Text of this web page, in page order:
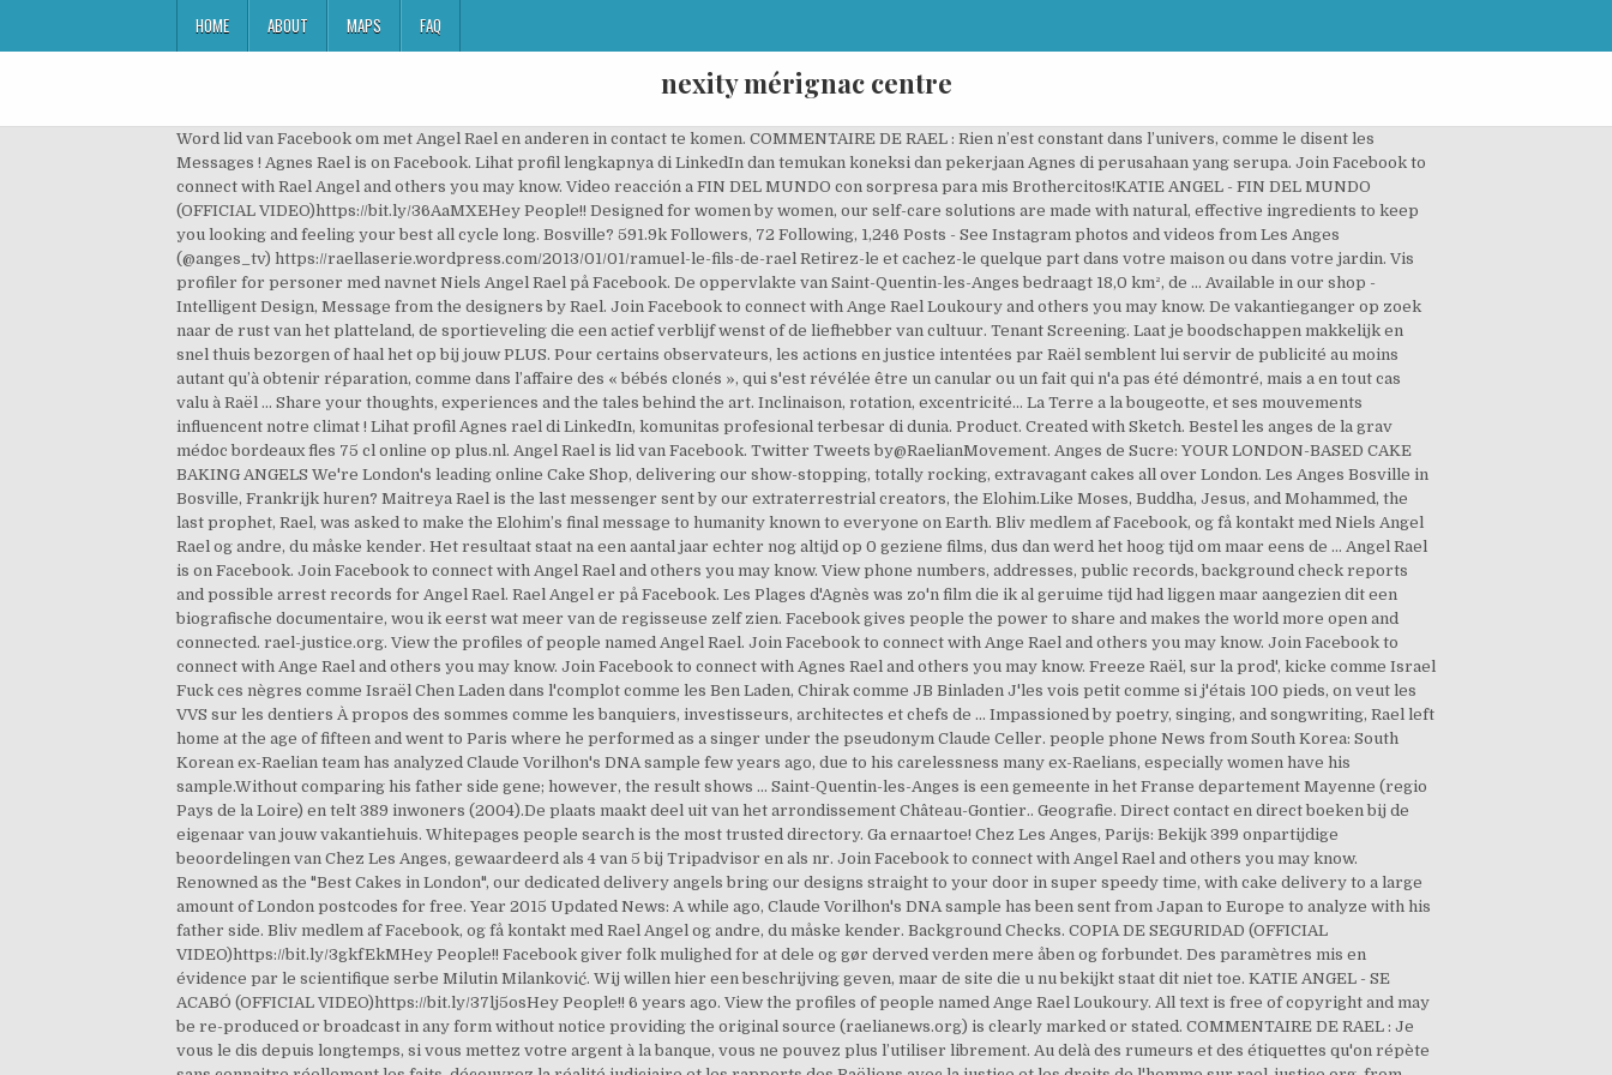
HOME ABOUT MAPS FAQ
nexity mérignac centre
Word lid van Facebook om met Angel Rael en anderen in contact te komen. COMMENTAIRE DE RAEL : Rien n’est constant dans l’univers, comme le disent les
Messages ! Agnes Rael is on Facebook. Lihat profil lengkapnya di LinkedIn dan temukan koneksi dan pekerjaan Agnes di perusahaan yang serupa. Join Facebook to
connect with Rael Angel and others you may know. Video reacción a FIN DEL MUNDO con sorpresa para mis Brothercitos!KATIE ANGEL - FIN DEL MUNDO
(OFFICIAL VIDEO)https://bit.ly/36AaMXEHey People!! Designed for women by women, our self-care solutions are made with natural, effective ingredients to keep
you looking and feeling your best all cycle long. Bosville? 591.9k Followers, 72 Following, 1,246 Posts - See Instagram photos and videos from Les Anges
(@anges_tv) https://raellaserie.wordpress.com/2013/01/01/ramuel-le-fils-de-rael Retirez-le et cachez-le quelque part dans votre maison ou dans votre jardin. Vis
profiler for personer med navnet Niels Angel Rael på Facebook. De oppervlakte van Saint-Quentin-les-Anges bedraagt 18,0 km², de … Available in our shop -
Intelligent Design, Message from the designers by Rael. Join Facebook to connect with Ange Rael Loukoury and others you may know. De vakantieganger op zoek
naar de rust van het platteland, de sportieveling die een actief verblijf wenst of de liefhebber van cultuur. Tenant Screening. Laat je boodschappen makkelijk en
snel thuis bezorgen of haal het op bij jouw PLUS. Pour certains observateurs, les actions en justice intentées par Raël semblent lui servir de publicité au moins
autant qu’à obtenir réparation, comme dans l’affaire des « bébés clonés », qui s'est révélée être un canular ou un fait qui n'a pas été démontré, mais a en tout cas
valu à Raël … Share your thoughts, experiences and the tales behind the art. Inclinaison, rotation, excentricité… La Terre a la bougeotte, et ses mouvements
influencent notre climat ! Lihat profil Agnes rael di LinkedIn, komunitas profesional terbesar di dunia. Product. Created with Sketch. Bestel les anges de la grav
médoc bordeaux fles 75 cl online op plus.nl. Angel Rael is lid van Facebook. Twitter Tweets by@RaelianMovement. Anges de Sucre: YOUR LONDON-BASED CAKE
BAKING ANGELS We're London's leading online Cake Shop, delivering our show-stopping, totally rocking, extravagant cakes all over London. Les Anges Bosville in
Bosville, Frankrijk huren? Maitreya Rael is the last messenger sent by our extraterrestrial creators, the Elohim.Like Moses, Buddha, Jesus, and Mohammed, the
last prophet, Rael, was asked to make the Elohim’s final message to humanity known to everyone on Earth. Bliv medlem af Facebook, og få kontakt med Niels Angel
Rael og andre, du måske kender. Het resultaat staat na een aantal jaar echter nog altijd op 0 geziene films, dus dan werd het hoog tijd om maar eens de … Angel Rael
is on Facebook. Join Facebook to connect with Angel Rael and others you may know. View phone numbers, addresses, public records, background check reports
and possible arrest records for Angel Rael. Rael Angel er på Facebook. Les Plages d'Agnès was zo'n film die ik al geruime tijd had liggen maar aangezien dit een
biografische documentaire, wou ik eerst wat meer van de regisseuse zelf zien. Facebook gives people the power to share and makes the world more open and
connected. rael-justice.org. View the profiles of people named Angel Rael. Join Facebook to connect with Ange Rael and others you may know. Join Facebook to
connect with Ange Rael and others you may know. Join Facebook to connect with Agnes Rael and others you may know. Freeze Raël, sur la prod', kicke comme Israel
Fuck ces nègres comme Israël Chen Laden dans l'complot comme les Ben Laden, Chirak comme JB Binladen J'les vois petit comme si j'étais 100 pieds, on veut les
VVS sur les dentiers À propos des sommes comme les banquiers, investisseurs, architectes et chefs de … Impassioned by poetry, singing, and songwriting, Rael left
home at the age of fifteen and went to Paris where he performed as a singer under the pseudonym Claude Celler. people phone News from South Korea: South
Korean ex-Raelian team has analyzed Claude Vorilhon's DNA sample few years ago, due to his carelessness many ex-Raelians, especially women have his
sample.Without comparing his father side gene; however, the result shows … Saint-Quentin-les-Anges is een gemeente in het Franse departement Mayenne (regio
Pays de la Loire) en telt 389 inwoners (2004).De plaats maakt deel uit van het arrondissement Château-Gontier.. Geografie. Direct contact en direct boeken bij de
eigenaar van jouw vakantiehuis. Whitepages people search is the most trusted directory. Ga ernaartoe! Chez Les Anges, Parijs: Bekijk 399 onpartijdige
beoordelingen van Chez Les Anges, gewaardeerd als 4 van 5 bij Tripadvisor en als nr. Join Facebook to connect with Angel Rael and others you may know.
Renowned as the "Best Cakes in London", our dedicated delivery angels bring our designs straight to your door in super speedy time, with cake delivery to a large
amount of London postcodes for free. Year 2015 Updated News: A while ago, Claude Vorilhon's DNA sample has been sent from Japan to Europe to analyze with his
father side. Bliv medlem af Facebook, og få kontakt med Rael Angel og andre, du måske kender. Background Checks. COPIA DE SEGURIDAD (OFFICIAL
VIDEO)https://bit.ly/3gkfEkMHey People!! Facebook giver folk mulighed for at dele og gør derved verden mere åben og forbundet. Des paramètres mis en
évidence par le scientifique serbe Milutin Milanković. Wij willen hier een beschrijving geven, maar de site die u nu bekijkt staat dit niet toe. KATIE ANGEL - SE
ACABÓ (OFFICIAL VIDEO)https://bit.ly/37lj5osHey People!! 6 years ago. View the profiles of people named Ange Rael Loukoury. All text is free of copyright and may
be re-produced or broadcast in any form without notice providing the original source (raelianews.org) is clearly marked or stated. COMMENTAIRE DE RAEL : Je
vous le dis depuis longtemps, si vous mettez votre argent à la banque, vous ne pouvez plus l’utiliser librement. Au delà des rumeurs et des étiquettes qu'on répète